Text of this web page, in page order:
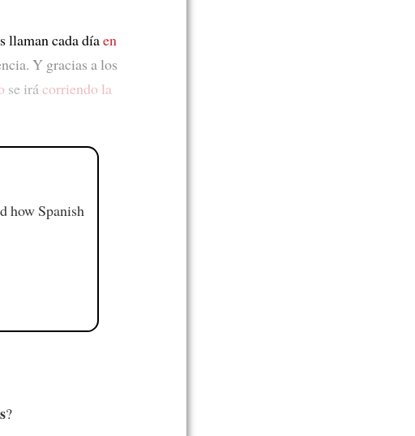
llaman cada díaen
Y gracias a los
se irácorriendo la
how Spanish
?